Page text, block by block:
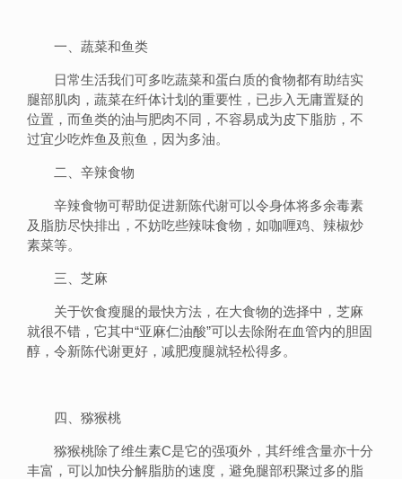
一、蔬菜和鱼类
日常生活我们可多吃蔬菜和蛋白质的食物都有助结实
腿部肌肉，蔬菜在纤体计划的重要性，已步入无庸置疑的
位置，而鱼类的油与肥肉不同，不容易成为皮下脂肪，不
过宜少吃炸鱼及煎鱼，因为多油。
二、辛辣食物
辛辣食物可帮助促进新陈代谢可以令身体将多余毒素
及脂肪尽快排出，不妨吃些辣味食物，如咖喱鸡、辣椒炒
素菜等。
三、芝麻
关于饮食瘦腿的最快方法，在大食物的选择中，芝麻
就很不错，它其中“亚麻仁油酸”可以去除附在血管内的胆固
醇，令新陈代谢更好，减肥瘦腿就轻松得多。
四、猕猴桃
猕猴桃除了维生素C是它的强项外，其纤维含量亦十分
丰富，可以加快分解脂肪的速度，避免腿部积聚过多的脂